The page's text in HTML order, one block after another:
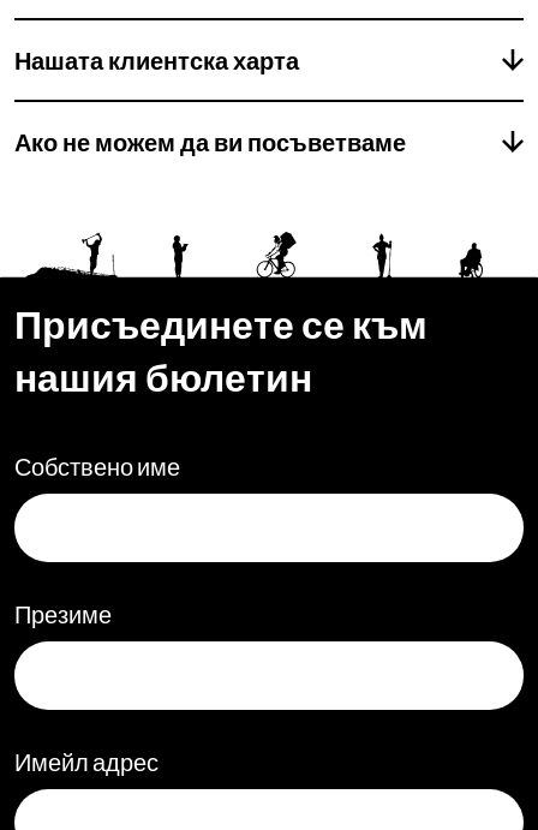
Нашата клиентска харта
Ако не можем да ви посъветваме
Присъединете се към
нашия бюлетин
Собствено име
Презиме
Имейл адрес